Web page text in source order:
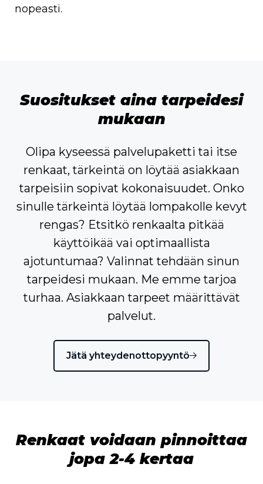
nopeasti.
Suositukset aina tarpeidesi
mukaan
Olipa kyseessä palvelupaketti tai itse
renkaat, tärkeintä on löytää asiakkaan
tarpeisiin sopivat kokonaisuudet. Onko
sinulle tärkeintä löytää lompakolle kevyt
rengas? Etsitkö renkaalta pitkää
käyttöikää vai optimaallista
ajotuntumaa? Valinnat tehdään sinun
tarpeidesi mukaan. Me emme tarjoa
turhaa. Asiakkaan tarpeet määrittävät
palvelut.
Jätä yhteydenottopyyntö
Renkaat voidaan pinnoittaa
jopa 2-4 kertaa